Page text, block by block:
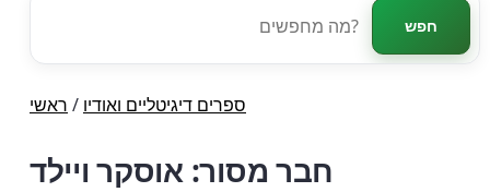
חפש
ראשי / ספרים דיגיטליים ואודיו
חבר מסור: אוסקר ויילד